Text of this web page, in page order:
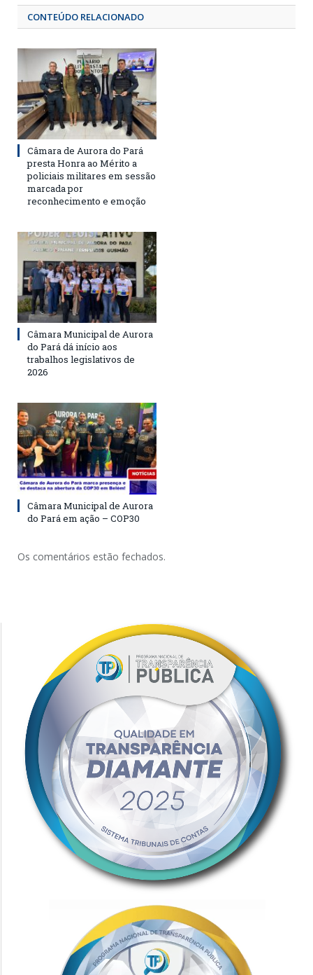
CONTEÚDO RELACIONADO
Câmara de Aurora do Pará
presta Honra ao Mérito a
policiais militares em sessão
marcada por
reconhecimento e emoção
Câmara Municipal de Aurora
do Pará dá início aos
trabalhos legislativos de
2026
Câmara Municipal de Aurora
do Pará em ação – COP30
Os comentários estão fechados.